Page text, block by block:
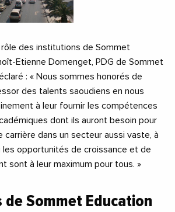
des institutions de Sommet
Etienne Domenget, PDG de Sommet
: « Nous sommes honorés de
des talents saoudiens en nous
à leur fournir les compétences
dont ils auront besoin pour
carrière dans un secteur aussi vaste, à
les opportunités de croissance et de
sont à leur maximum pour tous. »
de Sommet Education